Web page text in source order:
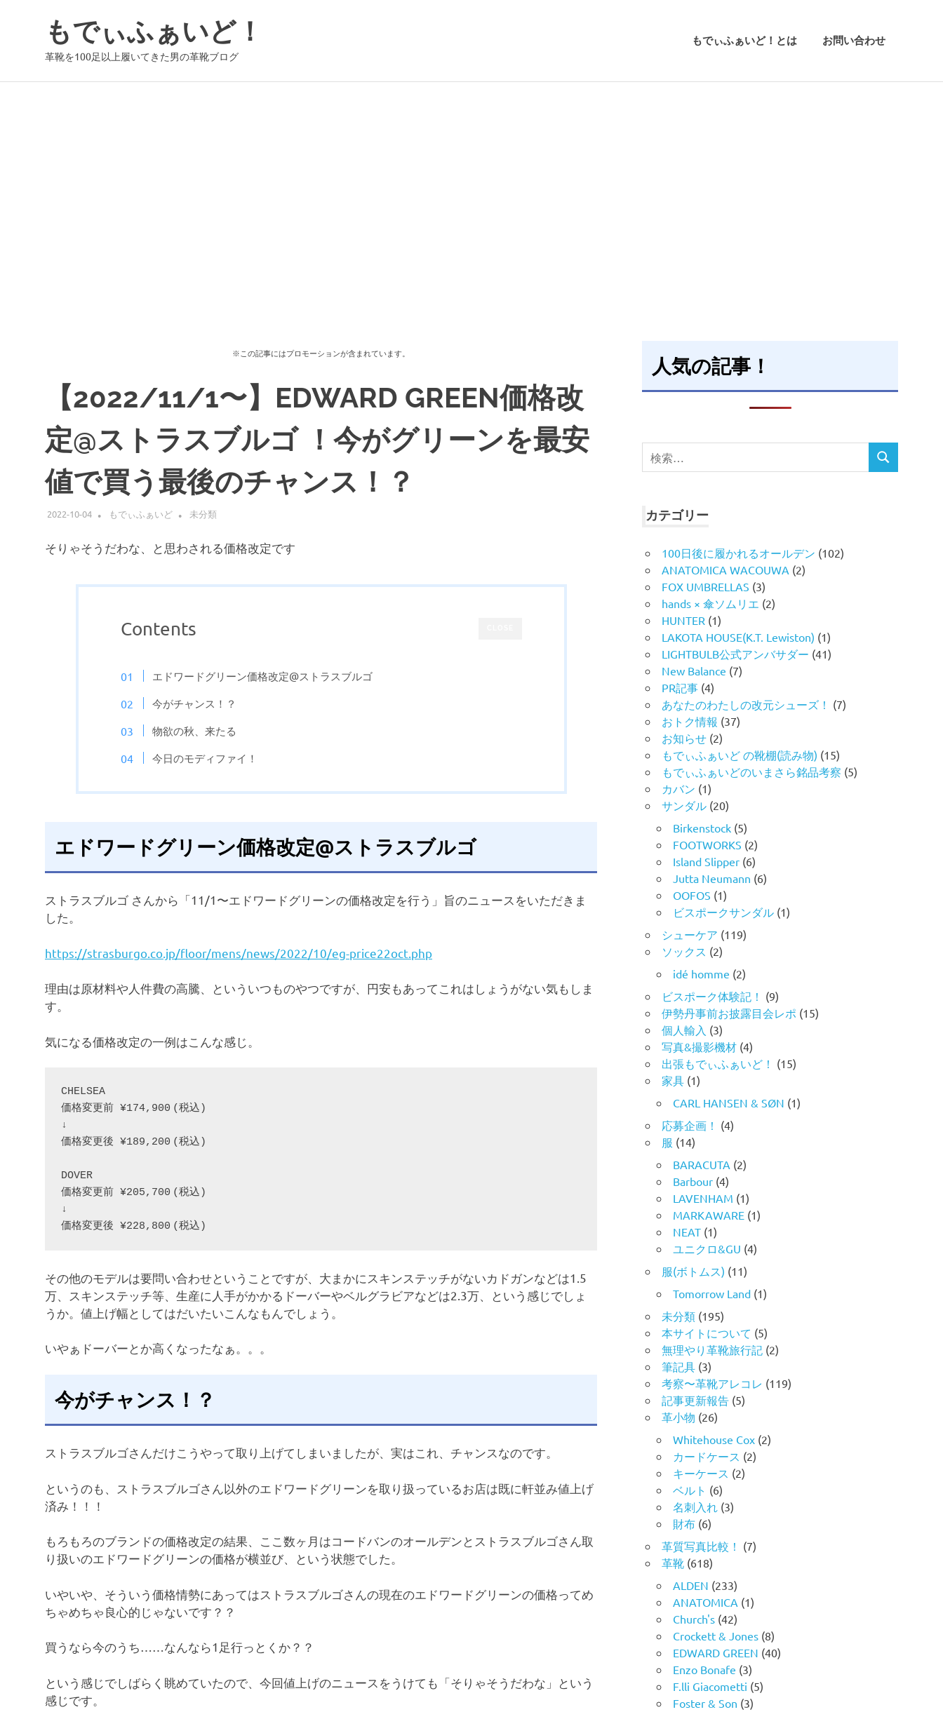
もでぃふぁいど！
革靴を100足以上履いてきた男の革靴ブログ
もでぃふぁいど！とは お問い合わせ
※この記事にはプロモーションが含まれています。
【2022/11/1〜】EDWARD GREEN価格改
定@ストラスブルゴ ！今がグリーンを最安
値で買う最後のチャンス！？
2022-10-04 もでぃふぁいど 未分類
そりゃそうだわな、と思わされる価格改定です
Contents
エドワードグリーン価格改定@ストラスブルゴ
今がチャンス！？
物欲の秋、来たる
今日のモディファイ！
エドワードグリーン価格改定@ストラスブルゴ
ストラスブルゴ さんから「11/1〜エドワードグリーンの価格改定を行う」旨のニュースをいただきま
した。
https://strasburgo.co.jp/floor/mens/news/2022/10/eg-price22oct.php
理由は原材料や人件費の高騰、といういつものやつですが、円安もあってこれはしょうがない気もしま
す。
気になる価格改定の一例はこんな感じ。
CHELSEA
価格変更前 ¥174,900 (税込)
↓
価格変更後 ¥189,200 (税込)
DOVER
価格変更前 ¥205,700 (税込)
↓
その他のモデルは要問い合わせということですが、大まかにスキンステッチがないカドガンなどは1.5
万、スキンステッチ等、生産に人手がかかるドーバーやベルグラビアなどは2.3万、という感じでしょ
うか。値上げ幅としてはだいたいこんなもんでしょう。
いやぁドーバーとか高くなったなぁ。。。
今がチャンス！？
ストラスブルゴさんだけこうやって取り上げてしまいましたが、実はこれ、チャンスなのです。
というのも、ストラスブルゴさん以外のエドワードグリーンを取り扱っているお店は既に軒並み値上げ
済み！！！
もろもろのブランドの価格改定の結果、ここ数ヶ月はコードバンのオールデンとストラスブルゴさん取
り扱いのエドワードグリーンの価格が横並び、という状態でした。
いやいや、そういう価格情勢にあってはストラスブルゴさんの現在のエドワードグリーンの価格ってめ
ちゃめちゃ良心的じゃないです？？
買うなら今のうち……なんなら1足行っとくか？？
という感じでしばらく眺めていたので、今回値上げのニュースをうけても「そりゃそうだわな」という
感じです。
人気の記事！
検
索
検
カテゴリー
100日後に履かれるオールデン (102)
ANATOMICA WACOUWA (2)
FOX UMBRELLAS (3)
hands × 傘ソムリエ (2)
HUNTER (1)
LAKOTA HOUSE(K.T. Lewiston) (1)
LIGHTBULB公式アンバサダー (41)
New Balance (7)
PR記事 (4)
あなたのわたしの改元シューズ！ (7)
おトク情報 (37)
お知らせ (2)
もでぃふぁいど の靴棚(読み物) (15)
もでぃふぁいどのいまさら銘品考察 (5)
カバン (1)
サンダル (20)
Birkenstock (5)
FOOTWORKS (2)
Island Slipper (6)
Jutta Neumann (6)
OOFOS (1)
ビスポークサンダル (1)
シューケア (119)
ソックス (2)
idé homme (2)
ビスポーク体験記！ (9)
伊勢丹事前お披露目会レポ (15)
個人輸入 (3)
写真&撮影機材 (4)
出張もでぃふぁいど！ (15)
家具 (1)
CARL HANSEN & SØN (1)
応募企画！ (4)
服 (14)
BARACUTA (2)
Barbour (4)
LAVENHAM (1)
MARKAWARE (1)
NEAT (1)
ユニクロ&GU (4)
服(ボトムス) (11)
Tomorrow Land (1)
未分類 (195)
本サイトについて (5)
無理やり革靴旅行記 (2)
筆記具 (3)
考察〜革靴アレコレ (119)
記事更新報告 (5)
革小物 (26)
Whitehouse Cox (2)
カードケース (2)
キーケース (2)
ベルト (6)
名刺入れ (3)
財布 (6)
革質写真比較！ (7)
革靴 (618)
ALDEN (233)
ANATOMICA (1)
Church's (42)
Crockett & Jones (8)
EDWARD GREEN (40)
Enzo Bonafe (3)
F.lli Giacometti (5)
Foster & Son (3)